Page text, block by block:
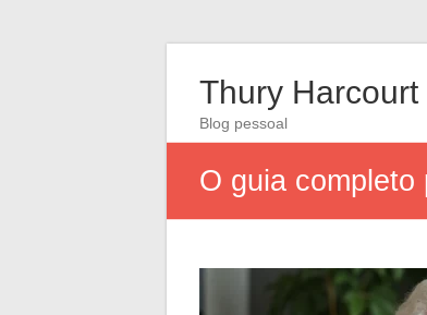
Thury Harcourt
Blog pessoal
O guia completo